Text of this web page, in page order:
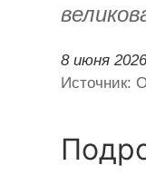
8 июня
Источник: